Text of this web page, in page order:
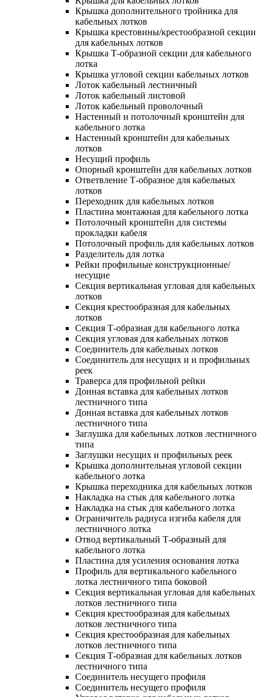
Крышка дополнительного тройника для
кабельных лотков
Крышка крестовины/крестообразной секции
для кабельных лотков
Крышка Т-образной секции для кабельного
лотка
Крышка угловой секции кабельных лотков
Лоток кабельный лестничный
Лоток кабельный листовой
Лоток кабельный проволочный
Настенный и потолочный кронштейн для
кабельного лотка
Настенный кронштейн для кабельных
лотков
Несущий профиль
Опорный кронштейн для кабельных лотков
Ответвление Т-образное для кабельных
лотков
Переходник для кабельных лотков
Пластина монтажная для кабельного лотка
Потолочный кронштейн для системы
прокладки кабеля
Потолочный профиль для кабельных лотков
Разделитель для лотка
Рейки профильные конструкционные/
несущие
Секция вертикальная угловая для кабельных
лотков
Секция крестообразная для кабельных
лотков
Секция Т-образная для кабельного лотка
Секция угловая для кабельных лотков
Соединитель для кабельных лотков
Соединитель для несущих и и профильных
реек
Траверса для профильной рейки
Донная вставка для кабельных лотков
лестничного типа
Донная вставка для кабельных лотков
лестничного типа
Заглушка для кабельных лотков лестничного
типа
Заглушки несущих и профильных реек
Крышка дополнительная угловой секции
кабельного лотка
Крышка переходника для кабельных лотков
Накладка на стык для кабельного лотка
Накладка на стык для кабельного лотка
Ограничитель радиуса изгиба кабеля для
лестничного лотка
Отвод вертикальный Т-образный для
кабельного лотка
Пластина для усиления основания лотка
Профиль для вертикального кабельного
лотка лестничного типа боковой
Секция вертикальная угловая для кабельных
лотков лестничного типа
Секция крестообразная для кабельных
лотков лестничного типа
Секция крестообразная для кабельных
лотков лестничного типа
Секция Т-образная для кабельных лотков
лестничного типа
Соединитель несущего профиля
Соединитель несущего профиля